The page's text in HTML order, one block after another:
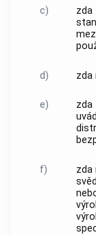
c)
d) zda
e) zda
f)
zda